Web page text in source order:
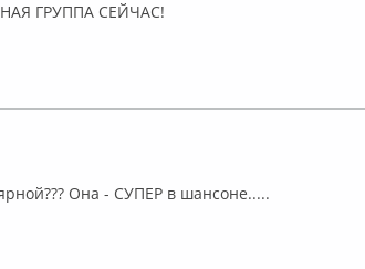
ГРУППА СЕЙЧАС!
Она - СУПЕР в шансоне.....